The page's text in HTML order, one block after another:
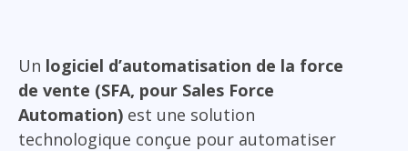
Un logiciel d’automatisation de la force
de vente (SFA, pour Sales Force
Automation) est une solution
technologique conçue pour automatiser